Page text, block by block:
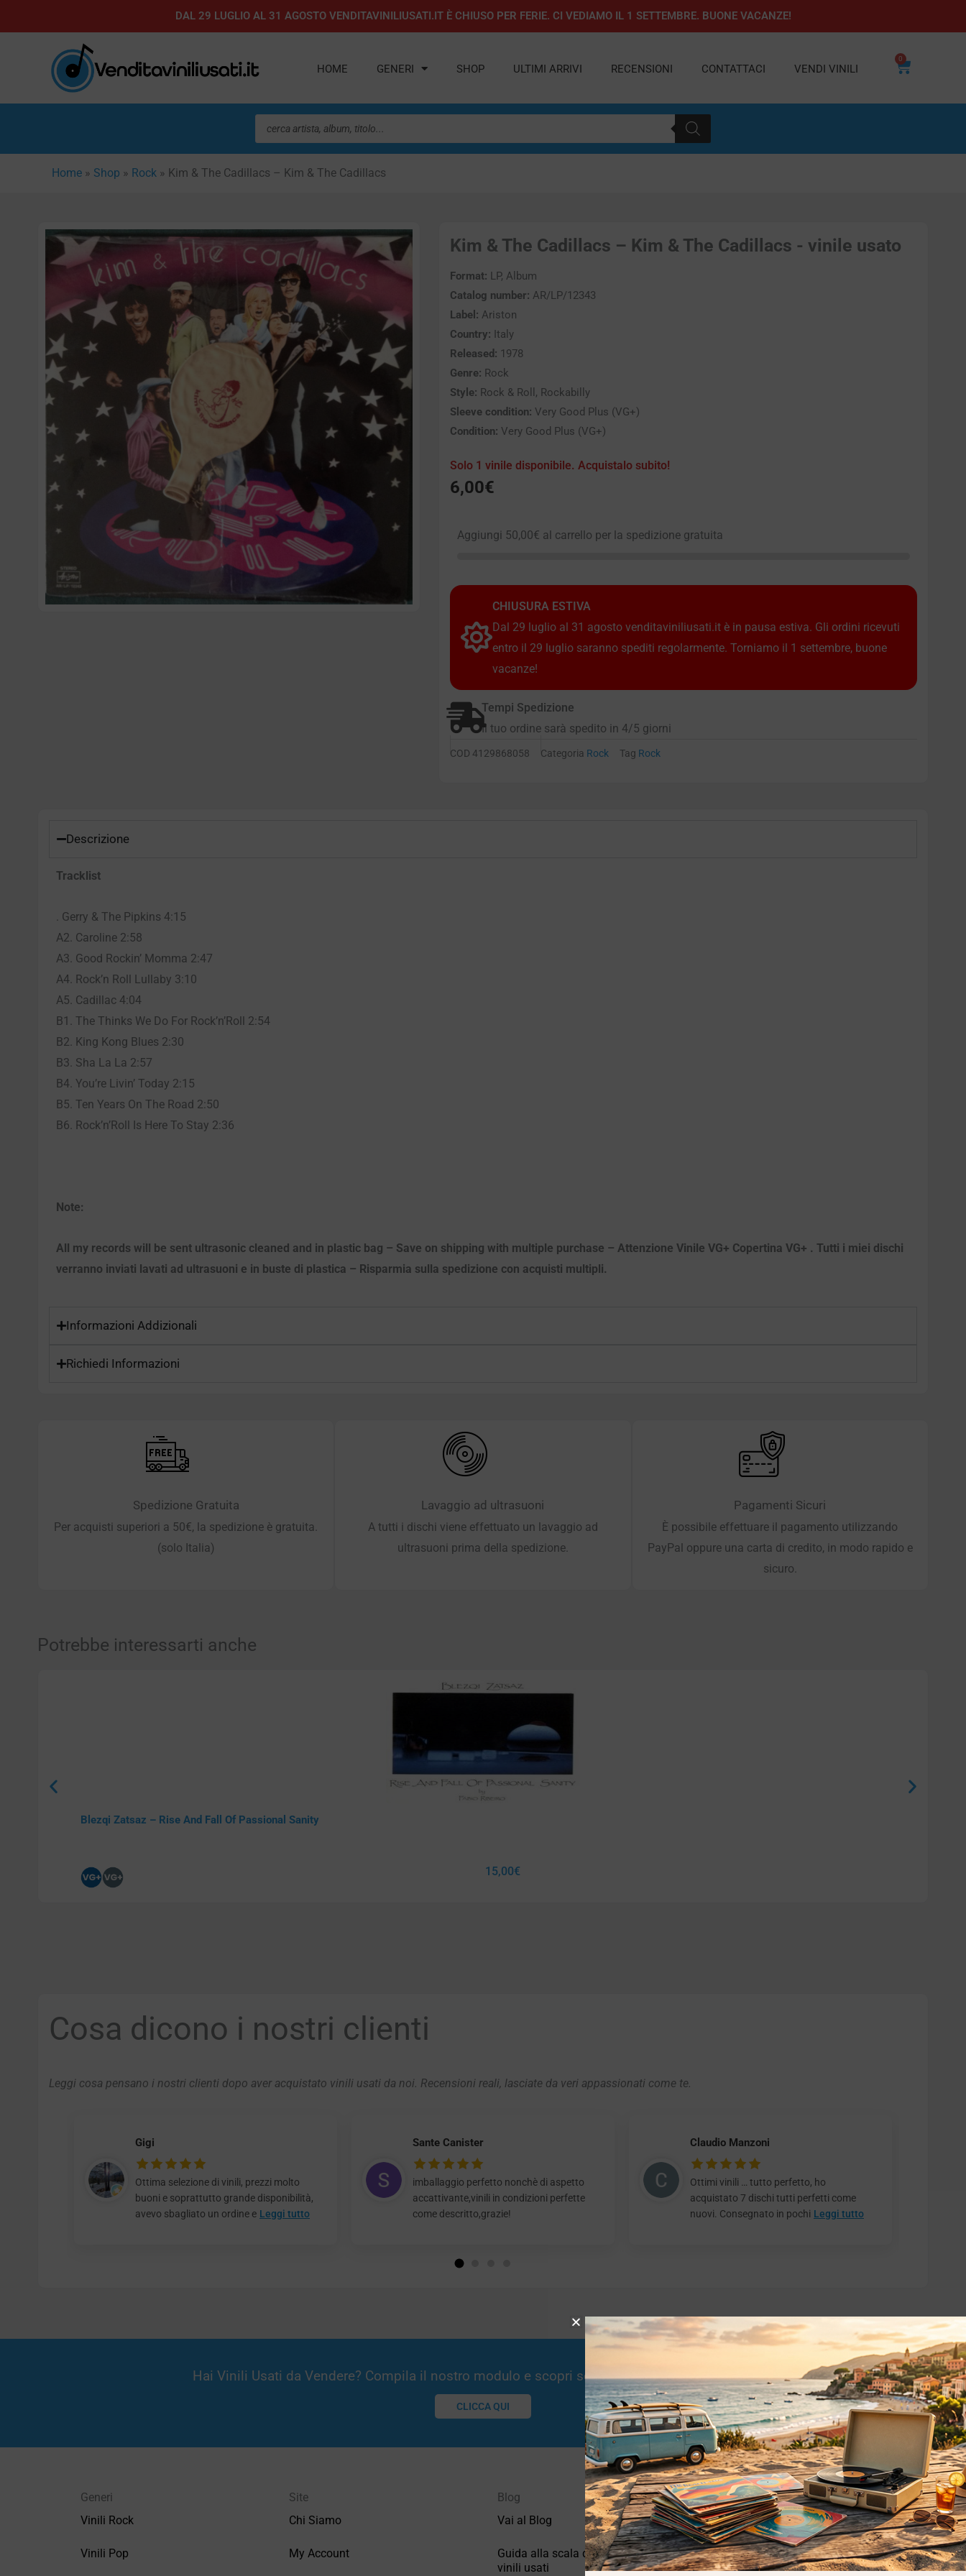
al
DAL 29 LUGLIO AL 31 AGOSTO VENDITAVINILIUSATI.IT È CHIUSO PER FERIE. CI VEDIAMO IL 1 SETTEMBRE. BUONE VACANZE!
HOME GENERI SHOP ULTIMI ARRIVI RECENSIONI CONTATTACI VENDI VINILI
0
Carrello
Ricerca
prodotti
Home » Shop » Rock » Kim & The Cadillacs – Kim & The Cadillacs
Kim & The Cadillacs – Kim & The Cadillacs - vinile usato
Format: LP, Album
Catalog number: AR/LP/12343
Label: Ariston
Country: Italy
Released: 1978
Genre: Rock
Style: Rock & Roll, Rockabilly
Sleeve condition: Very Good Plus (VG+)
Condition: Very Good Plus (VG+)
Solo 1 vinile disponibile. Acquistalo subito!
6,00€
Aggiungi 50,00€ al carrello per la spedizione gratuita
CHIUSURA ESTIVA
Dal 29 luglio al 31 agosto venditaviniliusati.it è in pausa estiva. Gli ordini ricevuti
entro il 29 luglio saranno spediti regolarmente. Torniamo il 1 settembre, buone
vacanze!
Tempi Spedizione
Il tuo ordine sarà spedito in 4/5 giorni
COD 4129868058 Categoria Rock Tag Rock
Descrizione
Tracklist
. Gerry & The Pipkins 4:15
A2. Caroline 2:58
A3. Good Rockin’ Momma 2:47
A4. Rock’n Roll Lullaby 3:10
A5. Cadillac 4:04
B1. The Thinks We Do For Rock’n’Roll 2:54
B2. King Kong Blues 2:30
B3. Sha La La 2:57
B4. You’re Livin’ Today 2:15
B5. Ten Years On The Road 2:50
B6. Rock’n’Roll Is Here To Stay 2:36
Note:
All my records will be sent ultrasonic cleaned and in plastic bag – Save on shipping with multiple purchase – Attenzione Vinile VG+ Copertina VG+ . Tutti i miei dischi
verranno inviati lavati ad ultrasuoni e in buste di plastica – Risparmia sulla spedizione con acquisti multipli.
Informazioni Addizionali
Richiedi Informazioni
Spedizione Gratuita
Per acquisti superiori a 50€, la spedizione è gratuita.
(solo Italia)
Lavaggio ad ultrasuoni
A tutti i dischi viene effettuato un lavaggio ad
ultrasuoni prima della spedizione.
Pagamenti Sicuri
È possibile effettuare il pagamento utilizzando
PayPal oppure una carta di credito, in modo rapido e
sicuro.
Potrebbe interessarti anche
Blezqi Zatsaz – Rise And Fall Of Passional Sanity
15,00€
Cosa dicono i nostri clienti
Leggi cosa pensano i nostri clienti dopo aver acquistato vinili usati da noi. Recensioni reali, lasciate da veri appassionati come te.
Gigi
Ottima selezione di vinili, prezzi molto
buoni e soprattutto grande disponibilità,
avevo sbagliato un ordine e Leggi tutto
Sante Canister
imballaggio perfetto nonchè di aspetto
accattivante,vinili in condizioni perfette
come descritto,grazie!
Claudio Manzoni
Ottimi vinili … tutto perfetto, ho
acquistato 7 dischi tutti perfetti come
nuovi. Consegnato in pochi Leggi tutto
Hai Vinili Usati da Vendere? Compila il nostro modulo e scopri se potremmo essere interessati!
CLICCA QUI
Generi
Vinili Rock
Vinili Pop
Site
Chi Siamo
My Account
Blog
Vai al Blog
Guida alla scala di valutazione dei
vinili usati
Privacy
Privacy Policy
Cookie Policy (UE)